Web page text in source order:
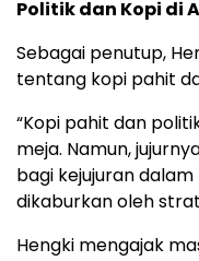
Politik dan Kopi di
Sebagai penutup,
tentang kopi pahit
“Kopi pahit dan
meja. Namun,
bagi kejujuran
dikaburkan oleh
Hengki mengajak